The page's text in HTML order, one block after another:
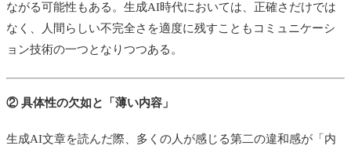
ながる可能性もある。生成AI時代においては、正確さだけでは
なく、人間らしい不完全さを適度に残すこともコミュニケーシ
ョン技術の一つとなりつつある。
② 具体性の欠如と「薄い内容」
生成AI文章を読んだ際、多くの人が感じる第二の違和感が「内